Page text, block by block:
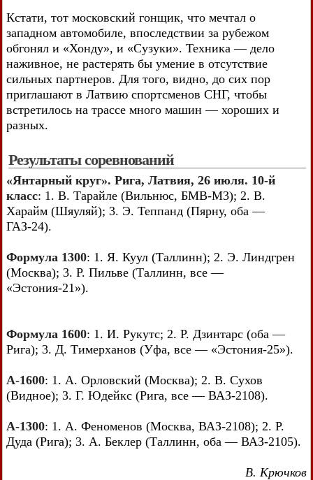
Кстати, тот московский гонщик, что мечтал о
западном автомобиле, впоследствии за рубежом
обгонял и «Хонду», и «Сузуки». Техника — дело
наживное, не растерять бы умение в отсутствие
сильных партнеров. Для того, видно, до сих пор
приглашают в Латвию спортсменов СНГ, чтобы
встретилось на трассе много машин — хороших и
разных.
Результаты соревнований
«Янтарный круг». Рига, Латвия, 26 июля. 10-й
класс: 1. В. Тарайле (Вильнюс, БМВ-М3); 2. В.
Харайм (Шяуляй); 3. Э. Теппанд (Пярну, оба —
ГАЗ-24).
Формула 1300: 1. Я. Куул (Таллинн); 2. Э. Линдгрен
(Москва); 3. Р. Пильве (Таллинн, все —
«Эстония-21»).
Формула 1600: 1. И. Рукутс; 2. Р. Дзинтарс (оба —
Рига); 3. Д. Тимерханов (Уфа, все — «Эстония-25»).
А-1600: 1. А. Орловский (Москва); 2. В. Сухов
(Видное); 3. Г. Юдейкс (Рига, все — ВАЗ-2108).
А-1300: 1. А. Феноменов (Москва, ВАЗ-2108); 2. Р.
Дуда (Рига); 3. А. Беклер (Таллинн, оба — ВАЗ-2105).
В. Крючков